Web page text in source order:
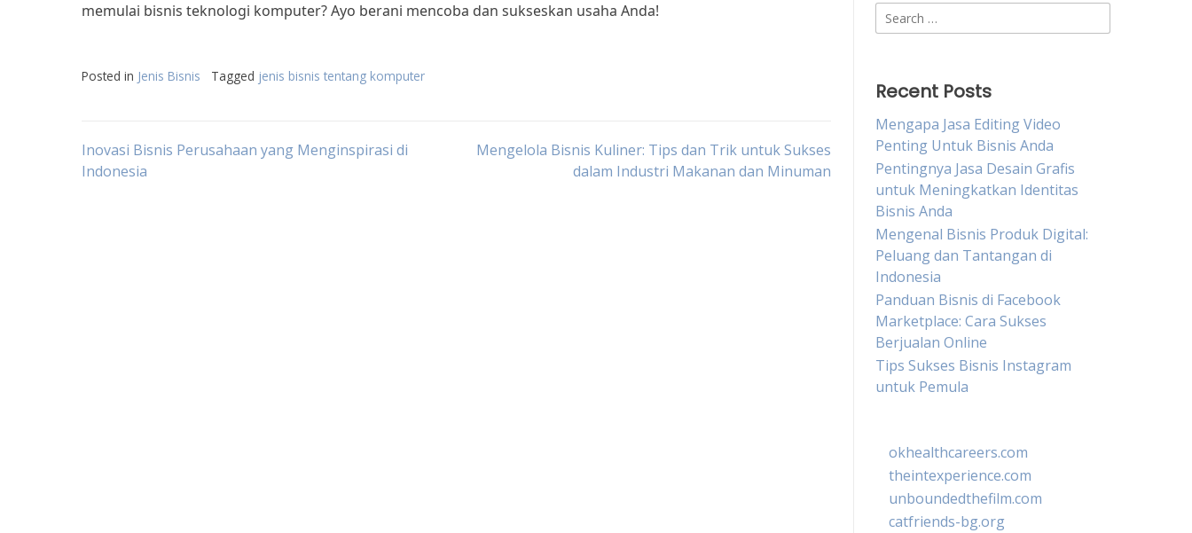
memulai bisnis teknologi komputer? Ayo berani mencoba dan sukseskan usaha Anda!
Posted in Jenis Bisnis Tagged jenis bisnis tentang komputer
Post
Inovasi Bisnis Perusahaan yang Menginspirasi di
Indonesia
Mengelola Bisnis Kuliner: Tips dan Trik untuk Sukses
dalam Industri Makanan dan Minuman
Search
for:
Recent Posts
Mengapa Jasa Editing Video
Penting Untuk Bisnis Anda
Pentingnya Jasa Desain Grafis
untuk Meningkatkan Identitas
Bisnis Anda
Mengenal Bisnis Produk Digital:
Peluang dan Tantangan di
Indonesia
Panduan Bisnis di Facebook
Marketplace: Cara Sukses
Berjualan Online
Tips Sukses Bisnis Instagram
untuk Pemula
okhealthcareers.com
theintexperience.com
unboundedthefilm.com
catfriends-bg.org